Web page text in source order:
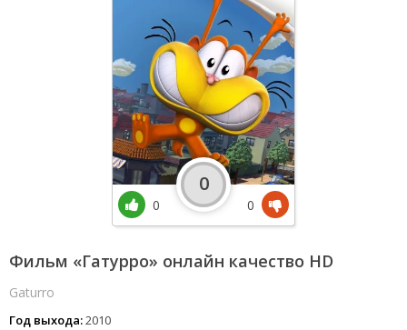
Фильм «Гатурро» онлайн качество HD
Gaturro
Год выхода:2010
0
0
0